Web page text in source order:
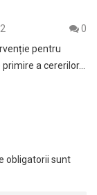
0
pentru
a cererilor…
obligatorii sunt